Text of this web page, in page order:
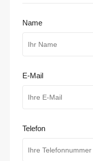
Name
E-Mail
Telefon